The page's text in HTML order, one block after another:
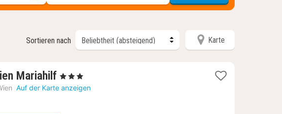
Sortieren nach Karte
Mariahilf 2
Nächte
, 3 Sterne
Auf der Karte anzeigen